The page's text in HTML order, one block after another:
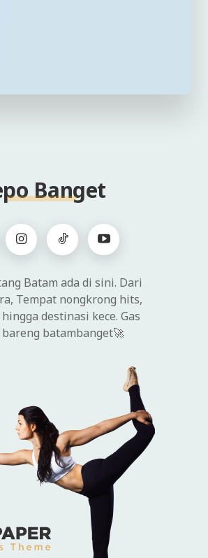
Banget
Batam ada di sini. Dari
Tempat nongkrong hits,
destinasi kece. Gas
batambanget🚀